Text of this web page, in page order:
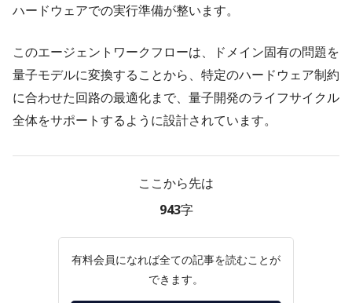
ハードウェアでの実行準備が整います。
このエージェントワークフローは、ドメイン固有の問題を
量子モデルに変換することから、特定のハードウェア制約
に合わせた回路の最適化まで、量子開発のライフサイクル
全体をサポートするように設計されています。
ここから先は
943字
有料会員になれば全ての記事を読むことが
できます。